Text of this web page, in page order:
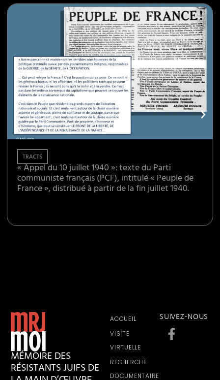
TRACTS
« Appel du 10 juillet 1940 »: texte du Parti
communiste français (PCF), intitulé « Peuple de
France », distribué à partir de la fin juillet 1940.
MÉMOIRE DES
RÉSISTANTS JUIFS DE
ACCUEIL
VISITE
VIRTUELLE
RECHERCHE
DOCUMENTAIRE
SUIVEZ-NOUS